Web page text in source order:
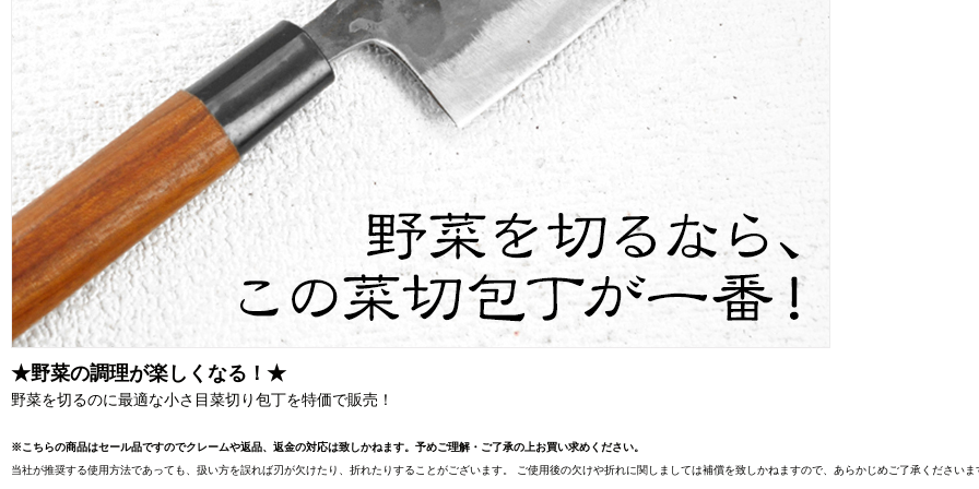
★野菜の調理が楽しくなる！★
野菜を切るのに最適な小さ目菜切り包丁を特価で販売！
※こちらの商品はセール品ですのでクレームや返品、返金の対応は致しかねます。予めご理解・ご了承の上お買い求めください。
当社が推奨する使用方法であっても、扱い方を誤れば刃が欠けたり、折れたりすることがございます。 ご使用後の欠けや折れに関しましては補償を致しかねますので、あらかじめご了承くださいま